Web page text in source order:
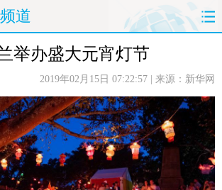
道
时政 国际
思客 地方 法治
台湾 华人 汽车
举办盛大元宵灯节
2019年02月15日 07:22:57 | 来源：新华网